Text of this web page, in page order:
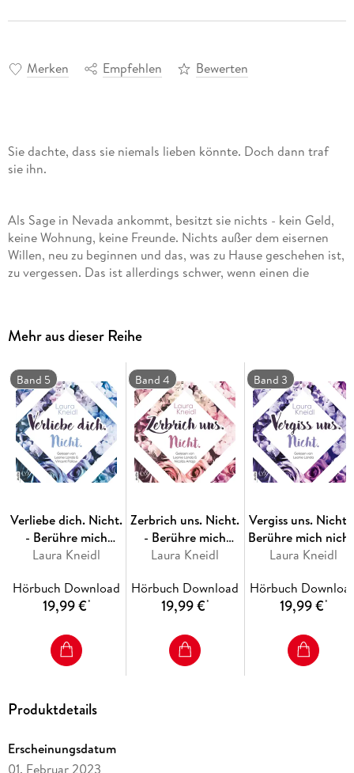
Merken Empfehlen Bewerten
Sie dachte, dass sie niemals lieben könnte. Doch dann traf
sie ihn.
Als Sage in Nevada ankommt, besitzt sie nichts - kein Geld,
keine Wohnung, keine Freunde. Nichts außer dem eisernen
Willen, neu zu beginnen und das, was zu Hause geschehen ist,
zu vergessen. Das ist allerdings schwer, wenn einen die
Mit seinen stechend grauen Augen und seinen Tätowierungen
steht er für alles, wovor Sage sich fürchtet. Doch Luca ist
nicht der, der er auf den ersten Blick zu sein scheint. Und als
es Sage gelingt, hinter seine Fassade zu blicken, lässt das ihr
Herz gefährlich schneller schlagen . . .
Der Auftakt der großen Liebesgeschichte von Sage und Luca
Mehr aus dieser Reihe
Band 5
Verliebe dich. Nicht.
- Berühre mich
nicht-Reihe, Teil 5
Laura Kneidl
Hörbuch Download
19,99 €*
Band 4
Zerbrich uns. Nicht.
- Berühre mich
nicht-Reihe, Teil 4
Laura Kneidl
Hörbuch Download
19,99 €*
Band 3
Vergiss uns. Nicht.
Berühre mich
Reihe, Teil 3
Laura Kneidl
Hörbuch
19,99 €*
Produktdetails
Erscheinungsdatum
01. Februar 2023